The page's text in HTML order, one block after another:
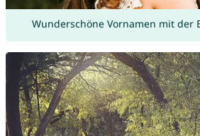
Wunderschöne Vornamen mit der